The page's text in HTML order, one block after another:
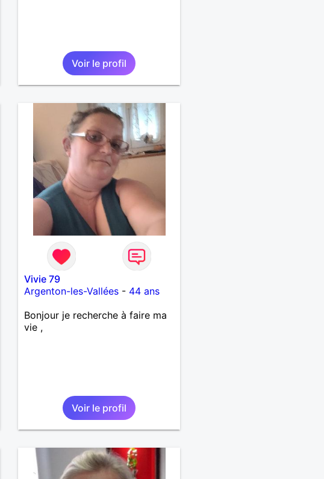
Voir le profil
Vivie 79
Argenton-les-Vallées - 44 ans
Bonjour je recherche à faire ma
vie ,
Voir le profil